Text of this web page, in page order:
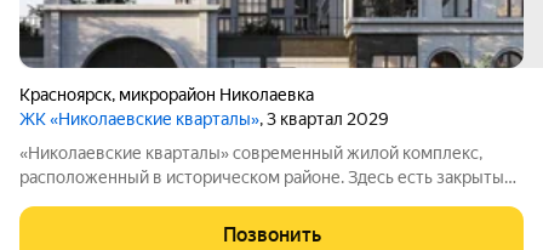
Красноярск, микрорайон Николаевка
ЖК «Николаевские кварталы», 3 квартал 2029
«Николаевские кварталы» современный жилой комплекс,
расположенный в историческом районе. Здесь есть закрытые
доступа, а интерьеры выполнены по авторским проектам.
Позвонить